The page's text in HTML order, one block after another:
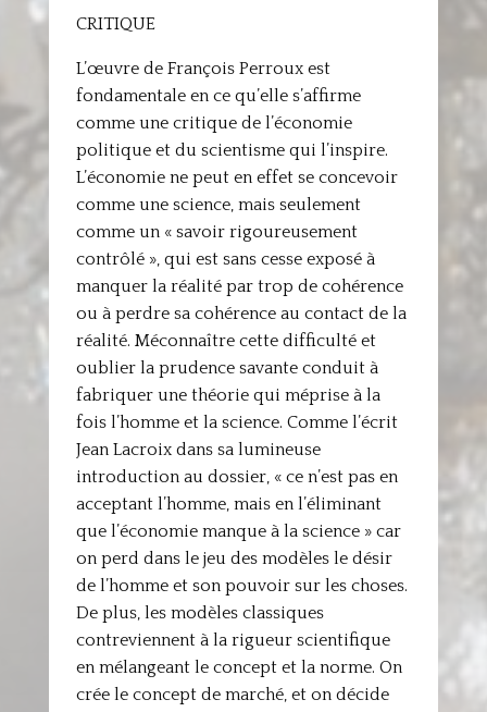
CRITIQUE
L’œuvre de François Perroux est
fondamentale en ce qu’elle s’affirme
comme une critique de l’économie
politique et du scientisme qui l’inspire.
L’économie ne peut en effet se concevoir
comme une science, mais seulement
comme un « savoir rigoureusement
contrôlé », qui est sans cesse exposé à
manquer la réalité par trop de cohérence
ou à perdre sa cohérence au contact de la
réalité. Méconnaître cette difficulté et
oublier la prudence savante conduit à
fabriquer une théorie qui méprise à la
fois l’homme et la science. Comme l’écrit
Jean Lacroix dans sa lumineuse
introduction au dossier, « ce n’est pas en
acceptant l’homme, mais en l’éliminant
que l’économie manque à la science » car
on perd dans le jeu des modèles le désir
de l’homme et son pouvoir sur les choses.
De plus, les modèles classiques
contreviennent à la rigueur scientifique
en mélangeant le concept et la norme. On
crée le concept de marché, et on décide